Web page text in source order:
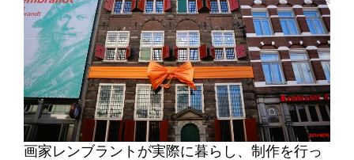
画家レンブラントが実際に暮らし、制作を行っ